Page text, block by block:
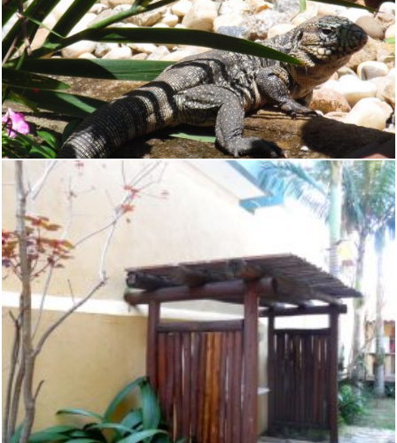
ANIMAIS SELVAGENS DO LUGAR